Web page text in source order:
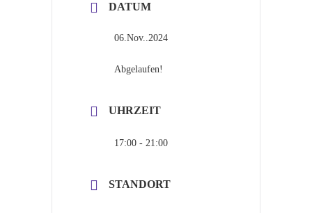
DATUM
06.Nov..2024
Abgelaufen!
UHRZEIT
17:00 - 21:00
STANDORT